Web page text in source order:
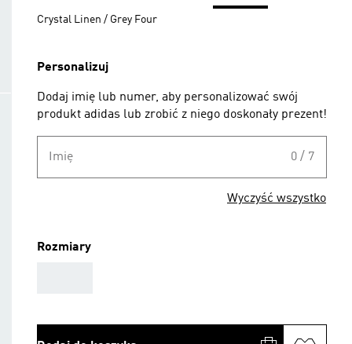
Crystal Linen / Grey Four
Personalizuj
Dodaj imię lub numer, aby personalizować swój
produkt adidas lub zrobić z niego doskonały prezent!
Imię 0 / 7
Wyczyść wszystko
Rozmiary